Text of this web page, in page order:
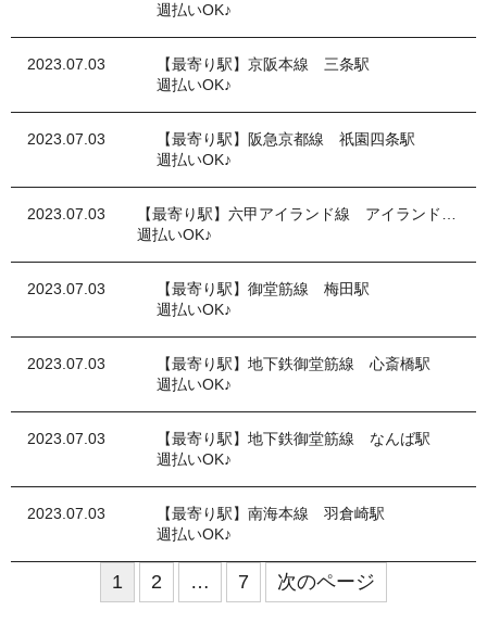
週払いOK♪
2023.07.03
【最寄り駅】京阪本線 三条駅
週払いOK♪
2023.07.03
【最寄り駅】阪急京都線 祇園四条駅
週払いOK♪
2023.07.03
【最寄り駅】六甲アイランド線 アイランドセンター駅
週払いOK♪
2023.07.03
【最寄り駅】御堂筋線 梅田駅
週払いOK♪
2023.07.03
【最寄り駅】地下鉄御堂筋線 心斎橋駅
週払いOK♪
2023.07.03
【最寄り駅】地下鉄御堂筋線 なんば駅
週払いOK♪
2023.07.03
【最寄り駅】南海本線 羽倉崎駅
週払いOK♪
1 2 … 7 次のページ